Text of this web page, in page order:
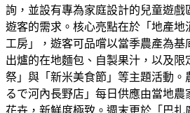
詢，並設有專為家庭設計的兒童遊戲
遊客的需求。核心亮點在於「地產地
工房」，遊客可品嚐以當季農產為
出爐的在地麵包、自製果汁，以及限
祭」與「新米美食節」等主題活動。
るで河內長野店」每日供應由當地
花卉，新鮮度極致。週末更於「巴扎